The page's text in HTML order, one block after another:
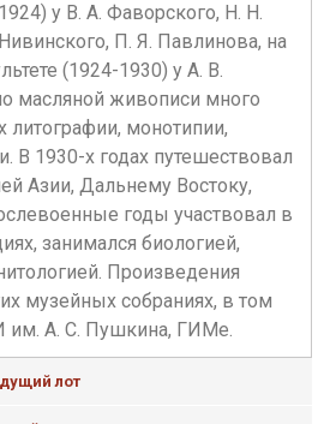
у В. А. Фаворского, Н. Н.
П. Я. Павлинова, на
(1924-1930) у А. В.
масляной живописи много
литографии, монотипии,
В 1930-х годах путешествовал
Азии, Дальнему Востоку,
годы участвовал в
занимался биологией,
Произведения
музейных собраниях, в том
им. А. С. Пушкина, ГИМе.
лот